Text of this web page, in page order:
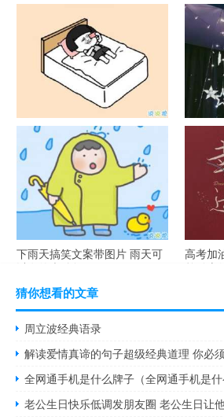
官宣恋爱的说说配图 官宣句子
抖音摆
说说带
谐音梗土味情话大全带图片 油
腻搞笑的土味情话
很酷的
气说
下雨天搞笑文案带图片 雨天可
以发的幽默句子
高考加
单励志
猜你想看的文章
周立波经典语录
解读爱情真谛的句子超级经典道理 你必
全网通手机是什么牌子（全网通手机是什
老公生日快乐低调发朋友圈 老公生日让